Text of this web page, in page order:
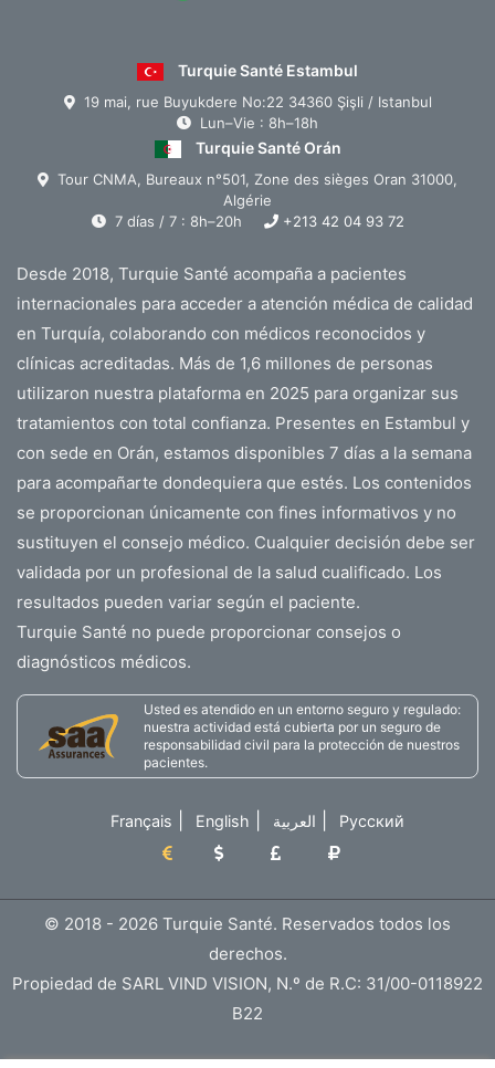
Turquie Santé Estambul
19 mai, rue Buyukdere No:22 34360 Şişli / Istanbul
Lun–Vie : 8h–18h
Turquie Santé Orán
Tour CNMA, Bureaux n°501, Zone des sièges Oran 31000,
Algérie
7 días / 7 : 8h–20h
+213 42 04 93 72
Desde 2018, Turquie Santé acompaña a pacientes
internacionales para acceder a atención médica de calidad
en Turquía, colaborando con médicos reconocidos y
clínicas acreditadas. Más de 1,6 millones de personas
utilizaron nuestra plataforma en 2025 para organizar sus
tratamientos con total confianza. Presentes en Estambul y
con sede en Orán, estamos disponibles 7 días a la semana
para acompañarte dondequiera que estés. Los contenidos
se proporcionan únicamente con fines informativos y no
sustituyen el consejo médico. Cualquier decisión debe ser
validada por un profesional de la salud cualificado. Los
resultados pueden variar según el paciente.
Turquie Santé no puede proporcionar consejos o
diagnósticos médicos.
Usted es atendido en un entorno seguro y regulado:
nuestra actividad está cubierta por un seguro de
responsabilidad civil para la protección de nuestros
pacientes.
Français English العربية Русский
© 2018 - 2026 Turquie Santé. Reservados todos los
derechos.
Propiedad de SARL VIND VISION, N.º de R.C: 31/00-0118922
B22